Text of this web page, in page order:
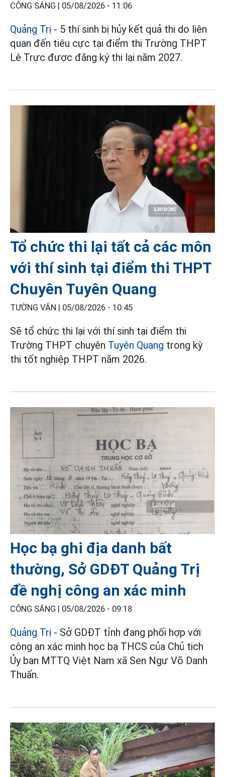
CÔNG SÁNG | 05/08/2026 - 11:06
Quảng Trị - 5 thí sinh bị hủy kết quả thi do liên
quan đến tiêu cực tại điểm thi Trường THPT
Lê Trực được đăng ký thi lại năm 2027.
Tổ chức thi lại tất cả các môn
với thí sinh tại điểm thi THPT
Chuyên Tuyên Quang
TƯỜNG VÂN | 05/08/2026 - 10:45
Sẽ tổ chức thi lại với thí sinh tại điểm thi
Trường THPT chuyên Tuyên Quang trong kỳ
thi tốt nghiệp THPT năm 2026.
Học bạ ghi địa danh bất
thường, Sở GDĐT Quảng Trị
đề nghị công an xác minh
CÔNG SÁNG | 05/08/2026 - 09:18
Quảng Trị - Sở GDĐT tỉnh đang phối hợp với
công an xác minh học bạ THCS của Chủ tịch
Ủy ban MTTQ Việt Nam xã Sen Ngư Võ Danh
Thuấn.